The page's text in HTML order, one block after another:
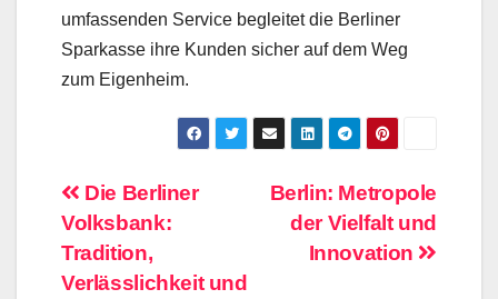
umfassenden Service begleitet die Berliner
Sparkasse ihre Kunden sicher auf dem Weg
zum Eigenheim.
Beitragsnavigation
Berlin: Metropole
der Vielfalt und
Innovation
Die Berliner
Volksbank:
Tradition,
Verlässlichkeit und